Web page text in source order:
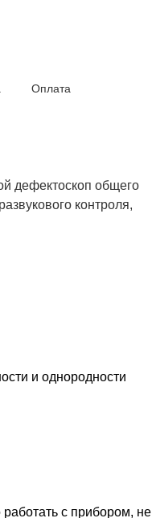
Оплата
дефектоскоп общего
контроля,
и однородности
с прибором, не